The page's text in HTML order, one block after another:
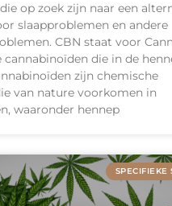
op zoek zijn naar een
slaapproblemen en andere
CBN staat voor
cannabinoïden die in de
zijn chemische
van nature voorkomen in
waaronder hennep
SPECIFIEKE